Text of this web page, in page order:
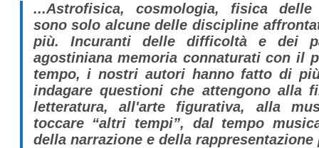
...Astrofisica, cosmologia, fisica
sono solo alcune delle discipline
più. Incuranti delle difficoltà e dei
agostiniana memoria connaturati con il
tempo, i nostri autori hanno fatto di
indagare questioni che attengono alla
letteratura, all'arte figurativa, alla
toccare “altri tempi”, dal tempo
della narrazione e della